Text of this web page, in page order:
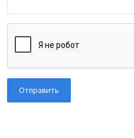
Отправить